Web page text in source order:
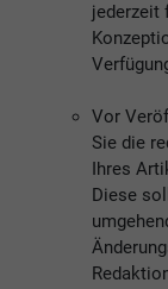
jederzeit
Vor
Sie die
Ihres
Diese